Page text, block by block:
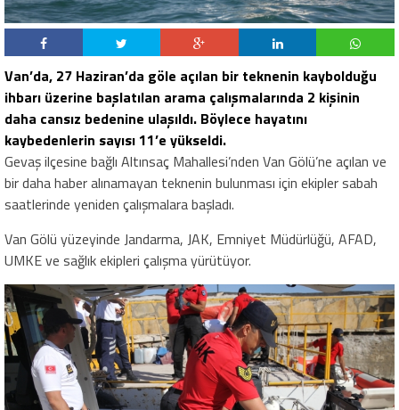
Van’da, 27 Haziran’da göle açılan bir teknenin kaybolduğu
ihbarı üzerine başlatılan arama çalışmalarında 2 kişinin
daha cansız bedenine ulaşıldı. Böylece hayatını
kaybedenlerin sayısı 11’e yükseldi.
Gevaş ilçesine bağlı Altınsaç Mahallesi’nden Van Gölü’ne açılan ve
bir daha haber alınamayan teknenin bulunması için ekipler sabah
saatlerinde yeniden çalışmalara başladı.
Van Gölü yüzeyinde Jandarma, JAK, Emniyet Müdürlüğü, AFAD,
UMKE ve sağlık ekipleri çalışma yürütüyor.